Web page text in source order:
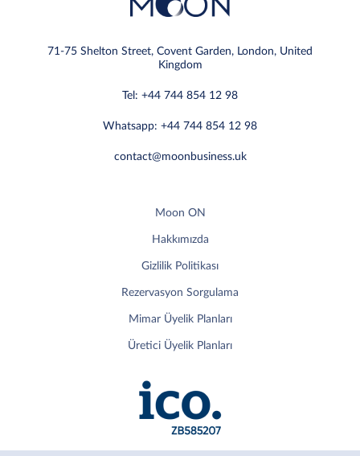
71-75 Shelton Street, Covent Garden, London, United
Kingdom
Tel: +44 744 854 12 98
Whatsapp: +44 744 854 12 98
contact@moonbusiness.uk
Moon ON
Hakkımızda
Gizlilik Politikası
Rezervasyon Sorgulama
Mimar Üyelik Planları
Üretici Üyelik Planları